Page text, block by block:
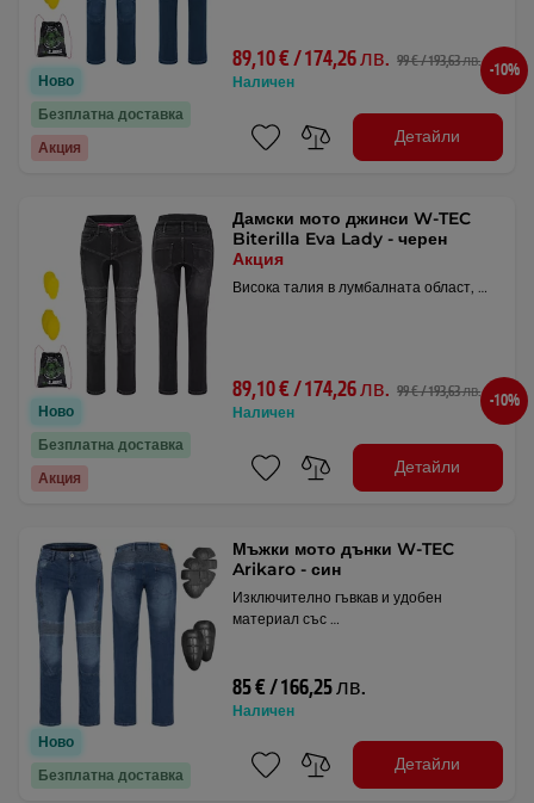
Ново
Безплатна доставка
Акция
89,10 € / 174,26 лв. 99 € / 193,63 лв.
Наличен
-10%
Детайли
Ново
Безплатна доставка
Акция
Дамски мото джинси W-TEC
Biterilla Eva Lady - черен
Акция
Висока талия в лумбалната област, …
89,10 € / 174,26 лв. 99 € / 193,63 лв.
Наличен
-10%
Детайли
Ново
Безплатна доставка
Мъжки мото дънки W-TEC
Arikaro - син
Изключително гъвкав и удобен
материал със …
85 € / 166,25 лв.
Наличен
Детайли